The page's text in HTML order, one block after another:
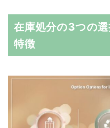
在庫処分の3つの
特徴